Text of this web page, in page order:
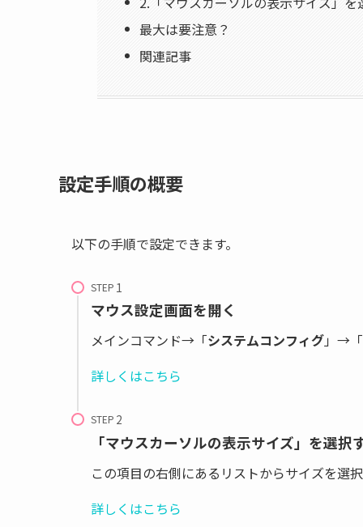
最大は要注意？
関連記事
設定手順の概要
以下の手順で設定できます。
STEP
マウス設定画面を開く
メインコマンド→「システムコンフィグ」→「
詳しくはこちら
STEP
「マウスカーソルの表示サイズ」を選択
この項目の右側にあるリストからサイズを選
詳しくはこちら